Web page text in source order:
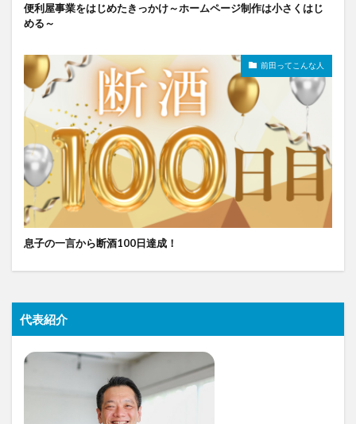
便利屋事業をはじめたきっかけ～ホームページ制作は小さくはじ
める～
前田ってこんな人
息子の一言から断酒100日達成！
代表紹介